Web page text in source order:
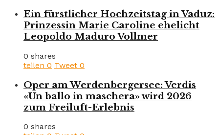
Ein fürstlicher Hochzeitstag in Vaduz:
Prinzessin Marie Caroline ehelicht
Leopoldo Maduro Vollmer
0 shares
teilen 0 Tweet 0
Oper am Werdenbergersee: Verdis
«Un ballo in maschera» wird 2026
zum Freiluft-Erlebnis
0 shares